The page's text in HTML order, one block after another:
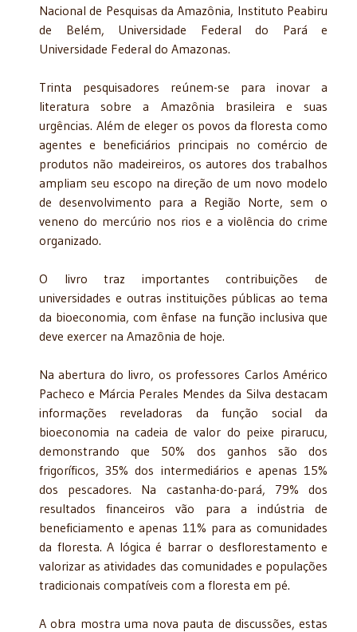
Nacional de Pesquisas da Amazônia, Instituto Peabiru
de Belém, Universidade Federal do Pará e
Universidade Federal do Amazonas.
Trinta pesquisadores reúnem-se para inovar a
literatura sobre a Amazônia brasileira e suas
urgências. Além de eleger os povos da floresta como
agentes e beneficiários principais no comércio de
produtos não madeireiros, os autores dos trabalhos
ampliam seu escopo na direção de um novo modelo
de desenvolvimento para a Região Norte, sem o
veneno do mercúrio nos rios e a violência do crime
organizado.
O livro traz importantes contribuições de
universidades e outras instituições públicas ao tema
da bioeconomia, com ênfase na função inclusiva que
deve exercer na Amazônia de hoje.
Na abertura do livro, os professores Carlos Américo
Pacheco e Márcia Perales Mendes da Silva destacam
informações reveladoras da função social da
bioeconomia na cadeia de valor do peixe pirarucu,
demonstrando que 50% dos ganhos são dos
frigoríficos, 35% dos intermediários e apenas 15%
dos pescadores. Na castanha-do-pará, 79% dos
resultados financeiros vão para a indústria de
beneficiamento e apenas 11% para as comunidades
da floresta. A lógica é barrar o desflorestamento e
valorizar as atividades das comunidades e populações
tradicionais compatíveis com a floresta em pé.
A obra mostra uma nova pauta de discussões, estas